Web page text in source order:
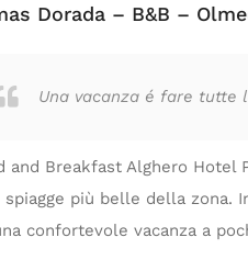
Dorada – B&B –
Una vacanza é fare tutte
and Breakfast Alghero Hotel
spiagge più belle della zona.
confortevole vacanza a